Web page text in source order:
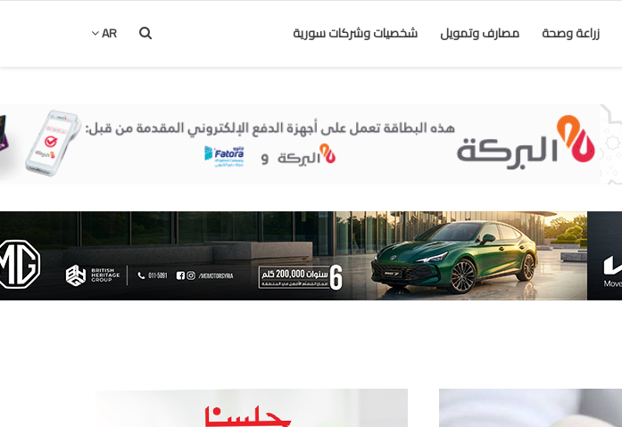
زراعة وصحة مصارف وتمويل شخصيات وشركات سورية AR